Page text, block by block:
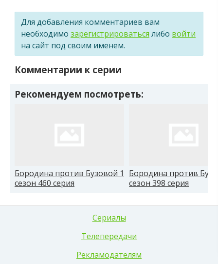
Для добавления комментариев вам
необходимо зарегистрироваться либо войти
на сайт под своим именем.
Комментарии к серии
Рекомендуем посмотреть:
Бородина против Бузовой 1
сезон 460 серия
Бородина против
сезон 398 серия
Сериалы
Телепередачи
Рекламодателям